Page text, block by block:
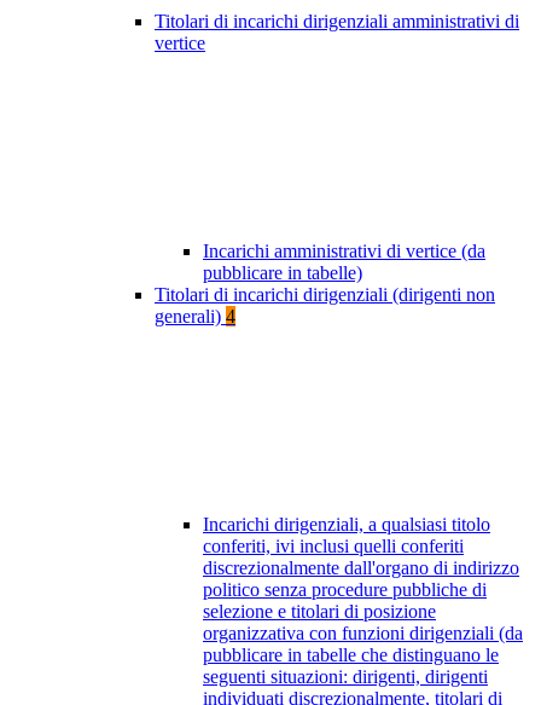
Titolari di incarichi dirigenziali amministrativi di
vertice
Incarichi amministrativi di vertice (da
pubblicare in tabelle)
Titolari di incarichi dirigenziali (dirigenti non
generali) 4
Incarichi dirigenziali, a qualsiasi titolo
conferiti, ivi inclusi quelli conferiti
discrezionalmente dall'organo di indirizzo
politico senza procedure pubbliche di
selezione e titolari di posizione
organizzativa con funzioni dirigenziali (da
pubblicare in tabelle che distinguano le
seguenti situazioni: dirigenti, dirigenti
individuati discrezionalmente, titolari di